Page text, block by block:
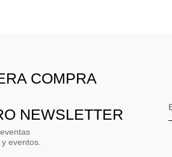
COMPRA
NEWSLETTER
eventos.